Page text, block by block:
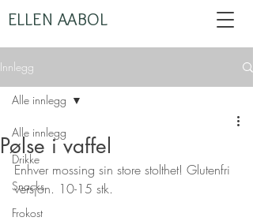
ELLEN AABOL
Innlegg
Alle innlegg
Drikke
Snacks
Frokost
Alle innlegg
Pølse i vaffel
Enhver mossing sin store stolthet! Glutenfri
versjon. 10-15 stk.